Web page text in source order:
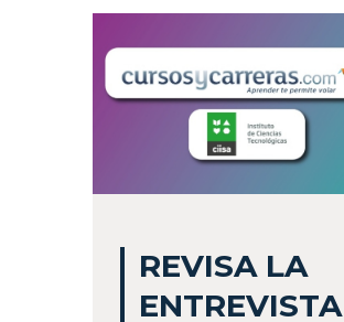
VCM
EDUCACIÓN
CONTINUA
REVISA LA
ENTREVISTA